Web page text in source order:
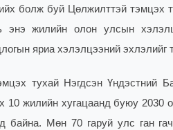
болж буй Цөлжилттэй тэмцэх
энэ жилийн олон улсын
яриа хэлэлцээний эхлэлийг
тухай Нэгдсэн Үндэстний
10 жилийн хугацаанд буюу 2030
байна. Мөн 70 гаруй улс ган